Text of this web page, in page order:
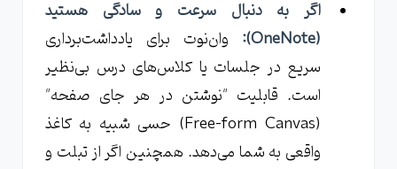
اگر به دنبال سرعت و سادگی هستید
(OneNote):
وان‌نوت برای یادداشت‌برداری
سریع در جلسات یا کلاس‌های درس بی‌نظیر
است. قابلیت "نوشتن در هر جای صفحه"
(Free-form Canvas) حسی شبیه به کاغذ
واقعی به شما می‌دهد. همچنین اگر از تبلت و